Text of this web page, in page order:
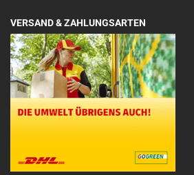
VERSAND & ZAHLUNGSARTEN